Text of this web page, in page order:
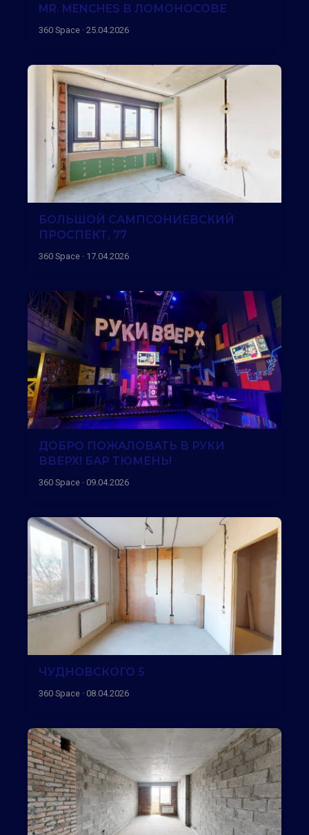
MR. MENCHES В ЛОМОНОСОВЕ
360 Space · 25.04.2026
БОЛЬШОЙ САМПСОНИЕВСКИЙ
ПРОСПЕКТ, 77
360 Space · 17.04.2026
ДОБРО ПОЖАЛОВАТЬ В РУКИ
ВВЕРХ! БАР ТЮМЕНЬ!
360 Space · 09.04.2026
ЧУДНОВСКОГО 5
360 Space · 08.04.2026